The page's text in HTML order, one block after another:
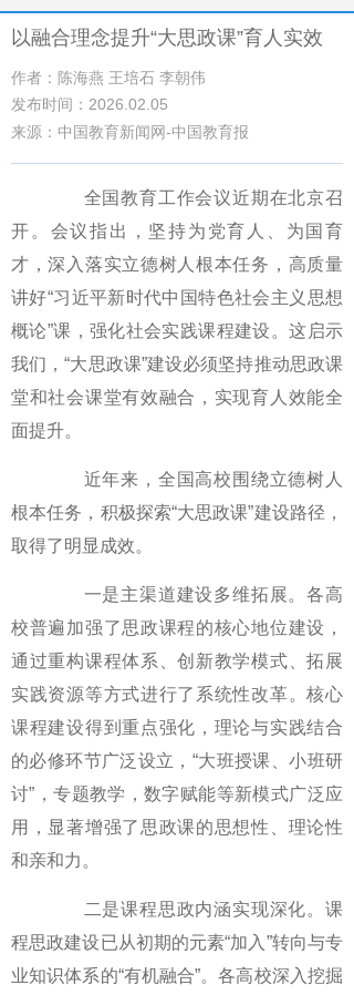
以融合理念提升“大思政课”育人实效
作者：陈海燕 王培石 李朝伟
发布时间：2026.02.05
来源：中国教育新闻网-中国教育报
全国教育工作会议近期在北京召
开。会议指出，坚持为党育人、为国育
才，深入落实立德树人根本任务，高质量
讲好“习近平新时代中国特色社会主义思想
概论”课，强化社会实践课程建设。这启示
我们，“大思政课”建设必须坚持推动思政课
堂和社会课堂有效融合，实现育人效能全
面提升。
近年来，全国高校围绕立德树人
根本任务，积极探索“大思政课”建设路径，
取得了明显成效。
一是主渠道建设多维拓展。各高
校普遍加强了思政课程的核心地位建设，
通过重构课程体系、创新教学模式、拓展
实践资源等方式进行了系统性改革。核心
课程建设得到重点强化，理论与实践结合
的必修环节广泛设立，“大班授课、小班研
讨”，专题教学，数字赋能等新模式广泛应
用，显著增强了思政课的思想性、理论性
和亲和力。
二是课程思政内涵实现深化。课
程思政建设已从初期的元素“加入”转向与专
业知识体系的“有机融合”。各高校深入挖掘